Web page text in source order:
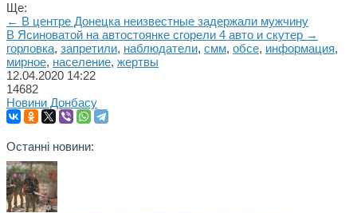
Ще:
← В центре Донецка неизвестные задержали мужчину
В Ясиноватой на автостоянке сгорели 4 авто и скутер →
горловка, запретили, наблюдатели, смм, обсе, информация,
мирное, население, жертвы
12.04.2020 14:22
14682
Новини Донбасу
Останні новини: